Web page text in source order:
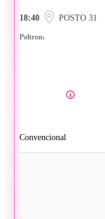
18:40 POSTO 31
Poltrona
Convencional